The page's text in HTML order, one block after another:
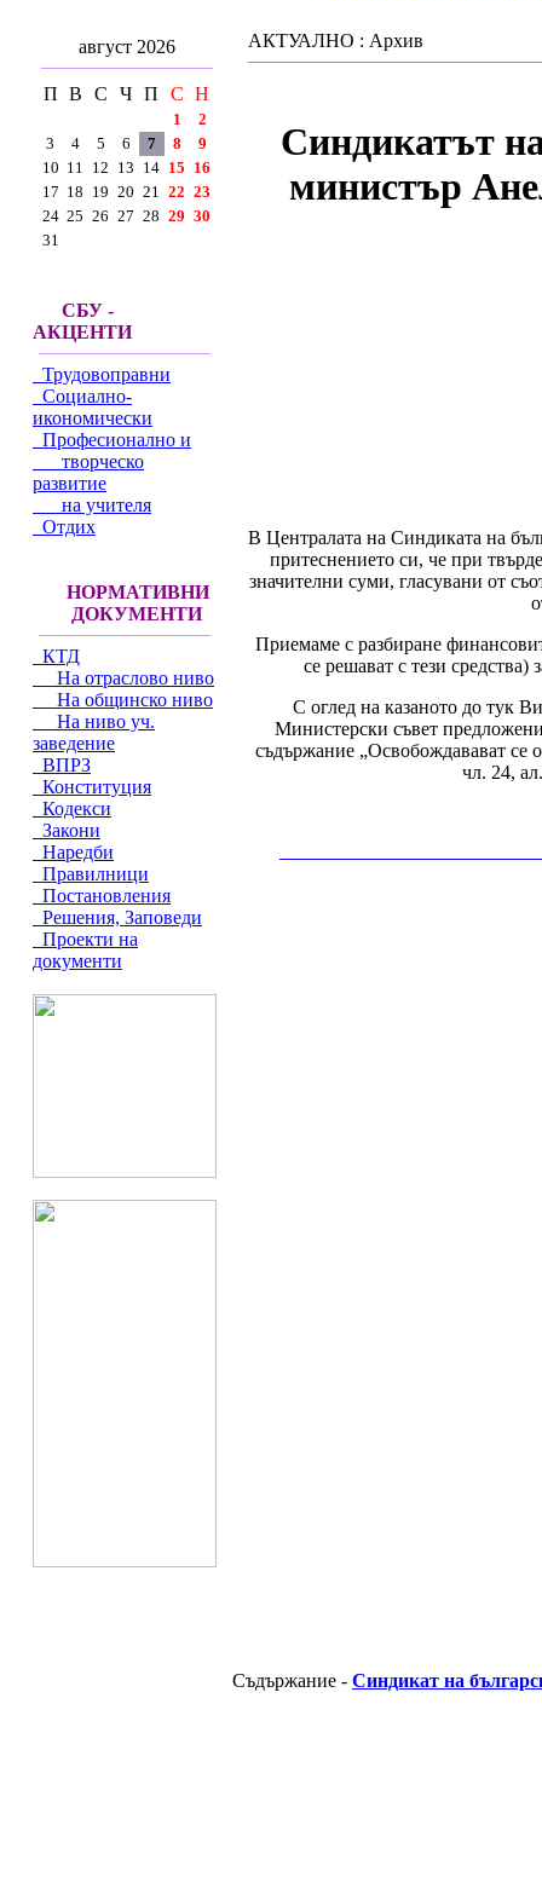
август 2026
П В С Ч П С Н
1
2
3
4 5 6 7 8
9
10 11 12 13 14 15 16
17 18 19 20 21 22 23
24 25 26 27 28 29 30
31
СБУ -
АКЦЕНТИ
Трудовоправни
Социално-
икономически
Професионално и
творческо
развитие
на учителя
Отдих
НОРМАТИВНИ
ДОКУМЕНТИ
КТД
На отраслово ниво
На общинско ниво
На ниво уч.
заведение
ВПРЗ
Конституция
Кодекси
Закони
Наредби
Правилници
Постановления
Решения, Заповеди
Проекти на
документи
АКТУАЛНО : Архив
Синдикатът
министър
В Централата на Синдиката на
притеснението си, че при
значителни суми, гласувани от
Приемаме с разбиране
се решават с тези
С оглед на казаното до тук
Министерски съвет
съдържание „Освобождавават се
чл. 24,
Съдържание - Синдикат на